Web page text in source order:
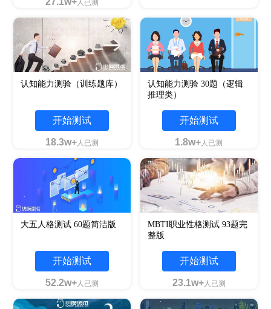
人已测
认知能力测验（训练题库）
开始测试
18.3w+人已测
认知能力测验 30题（逻辑
推理类）
开始测试
1.8w+人已测
大五人格测试 60题简洁版
开始测试
52.2w+人已测
MBTI职业性格测试 93题完
整版
开始测试
23.1w+人已测